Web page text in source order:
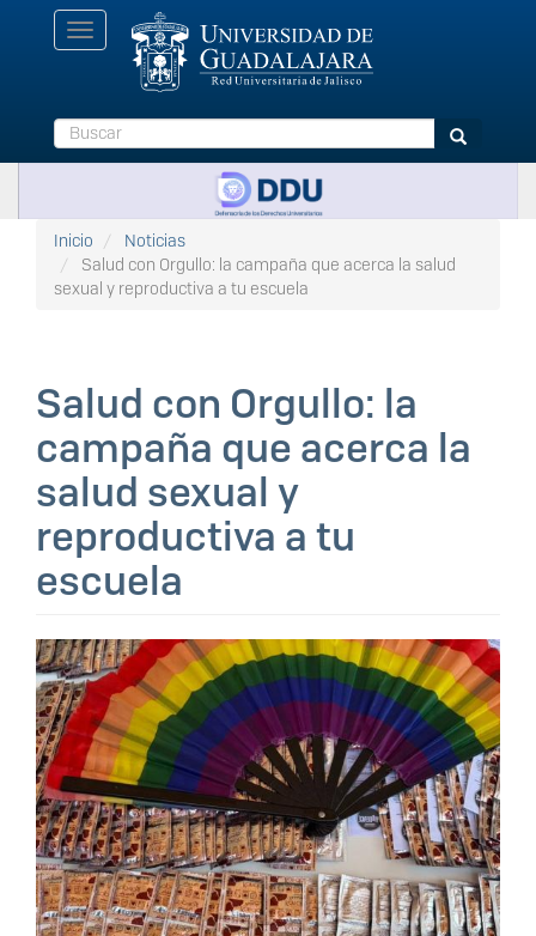
Toggle
navigation
Buscar Buscar
Inicio
Noticias
Salud con Orgullo: la campaña que acerca la salud
sexual y reproductiva a tu escuela
Salud con Orgullo: la
campaña que acerca la
salud sexual y
reproductiva a tu
escuela